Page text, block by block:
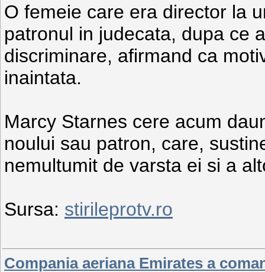
O femeie care era director la
patronul in judecata, dupa ce
discriminare, afirmand ca
inaintata.
Marcy Starnes cere acum
noului sau patron, care,
nemultumit de varsta ei si a
Sursa: stirileprotv.ro
Compania aeriana Emirates a